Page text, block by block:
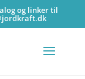
og linker til